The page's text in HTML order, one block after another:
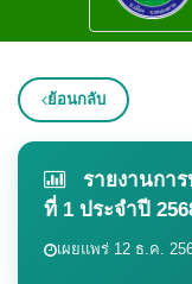
ย้อนกลับ
รายงานกา
ที่ 1 ประจำปี
เผยแพร่ 12 ธ.ค.